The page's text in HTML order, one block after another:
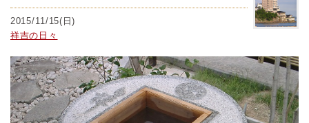
2015/11/15(日)
祥吉の日々